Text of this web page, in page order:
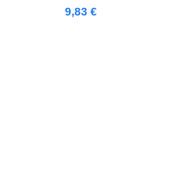
9,83 €